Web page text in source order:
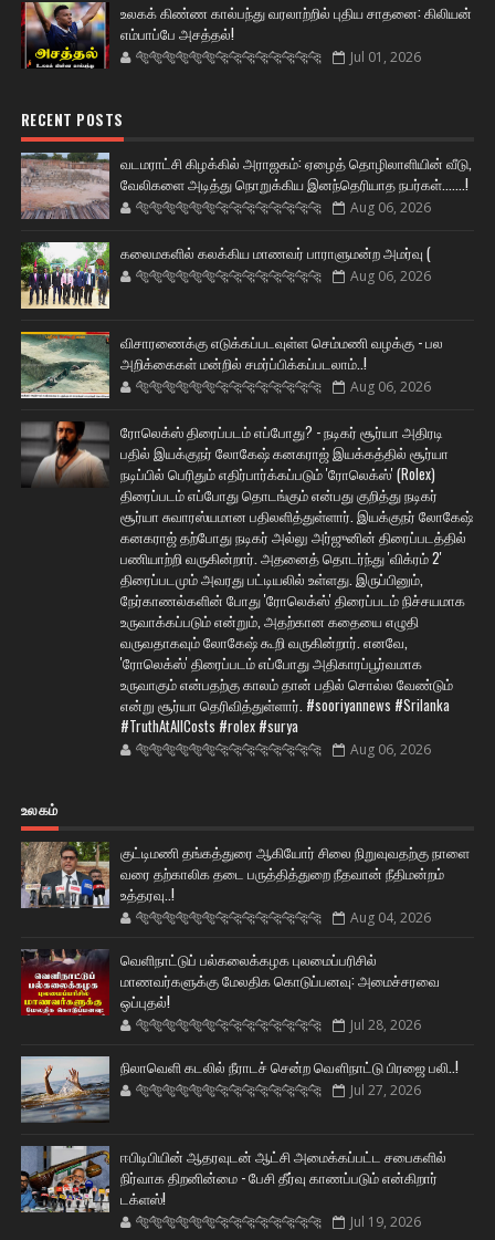
உலகக் கிண்ண கால்பந்து வரலாற்றில் புதிய சாதனை: கிலியன்
எம்பாப்பே அசத்தல்!
🐅🐅🐅🐅🐅🐅🐆🐆🐆🐆🐆🐆🐆🐆 Jul 01, 2026
RECENT POSTS
வடமராட்சி கிழக்கில் அராஜகம்: ஏழைத் தொழிலாளியின் வீடு,
வேலிகளை அடித்து நொறுக்கிய இனந்தெரியாத நபர்கள்.......!
🐅🐅🐅🐅🐅🐅🐆🐆🐆🐆🐆🐆🐆🐆 Aug 06, 2026
கலைமகளில் கலக்கிய மாணவர் பாராளுமன்ற அமர்வு (
🐅🐅🐅🐅🐅🐅🐆🐆🐆🐆🐆🐆🐆🐆 Aug 06, 2026
விசாரணைக்கு எடுக்கப்படவுள்ள செம்மணி வழக்கு - பல
அறிக்கைகள் மன்றில் சமர்ப்பிக்கப்படலாம்..!
🐅🐅🐅🐅🐅🐅🐆🐆🐆🐆🐆🐆🐆🐆 Aug 06, 2026
ரோலெக்ஸ் திரைப்படம் எப்போது? - நடிகர் சூர்யா அதிரடி
பதில் இயக்குநர் லோகேஷ் கனகராஜ் இயக்கத்தில் சூர்யா
நடிப்பில் பெரிதும் எதிர்பார்க்கப்படும் 'ரோலெக்ஸ்' (Rolex)
திரைப்படம் எப்போது தொடங்கும் என்பது குறித்து நடிகர்
சூர்யா சுவாரஸ்யமான பதிலளித்துள்ளார். இயக்குநர் லோகேஷ்
கனகராஜ் தற்போது நடிகர் அல்லு அர்ஜுனின் திரைப்படத்தில்
பணியாற்றி வருகின்றார். அதனைத் தொடர்ந்து 'விக்ரம் 2'
திரைப்படமும் அவரது பட்டியலில் உள்ளது. இருப்பினும்,
நேர்காணல்களின் போது 'ரோலெக்ஸ்' திரைப்படம் நிச்சயமாக
உருவாக்கப்படும் என்றும், அதற்கான கதையை எழுதி
வருவதாகவும் லோகேஷ் கூறி வருகின்றார். எனவே,
'ரோலெக்ஸ்' திரைப்படம் எப்போது அதிகாரப்பூர்வமாக
உருவாகும் என்பதற்கு காலம் தான் பதில் சொல்ல வேண்டும்
என்று சூர்யா தெரிவித்துள்ளார். #sooriyannews #Srilanka
#TruthAtAllCosts #rolex #surya
🐅🐅🐅🐅🐅🐅🐆🐆🐆🐆🐆🐆🐆🐆 Aug 06, 2026
உலகம்
குட்டிமணி தங்கத்துரை ஆகியோர் சிலை நிறுவுவதற்கு நாளை
வரை தற்காலிக தடை பருத்தித்துறை நீதவான் நீதிமன்றம்
உத்தரவு..!
🐅🐅🐅🐅🐅🐅🐆🐆🐆🐆🐆🐆🐆🐆 Aug 04, 2026
வெளிநாட்டுப் பல்கலைக்கழக புலமைப்பரிசில்
மாணவர்களுக்கு மேலதிக கொடுப்பனவு: அமைச்சரவை
ஒப்புதல்!
🐅🐅🐅🐅🐅🐅🐆🐆🐆🐆🐆🐆🐆🐆 Jul 28, 2026
நிலாவெளி கடலில் நீராடச் சென்ற வௌிநாட்டு பிரஜை பலி..!
🐅🐅🐅🐅🐅🐅🐆🐆🐆🐆🐆🐆🐆🐆 Jul 27, 2026
ஈபிடிபியின் ஆதரவுடன் ஆட்சி அமைக்கப்பட்ட சபைகளில்
நிர்வாக திறனின்மை - பேசி தீர்வு காணப்படும் என்கிறார்
டக்ளஸ்!
🐅🐅🐅🐅🐅🐅🐆🐆🐆🐆🐆🐆🐆🐆 Jul 19, 2026